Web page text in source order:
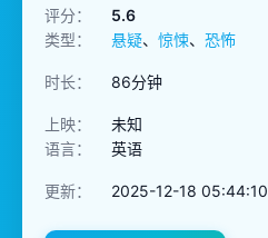
评分：
5.6
类型：
悬疑、 惊悚、 恐怖
时长： 86分钟
上映：
未知
语言：
英语
更新： 2025-12-18 05:44:10